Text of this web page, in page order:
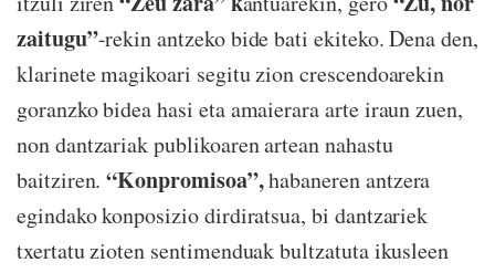
zaitugu”-rekin antzeko bide bati ekiteko. Dena den,
klarinete magikoari segitu zion crescendoarekin
goranzko bidea hasi eta amaierara arte iraun zuen,
non dantzariak publikoaren artean nahastu
baitziren.“Konpromisoa”,habaneren antzera
egindako konposizio dirdiratsua, bi dantzariek
txertatu zioten sentimenduak bultzatuta ikusleen